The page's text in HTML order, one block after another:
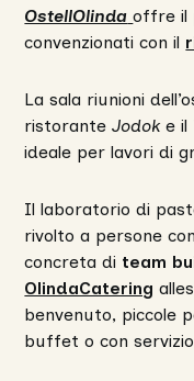
OstellOlinda offre il
convenzionati con il
La sala riunioni
ristoranteJodoke il
ideale per lavori di
Il laboratorio di
rivolto a persone
concreta di team
OlindaCatering
benvenuto, piccole
buffet o con